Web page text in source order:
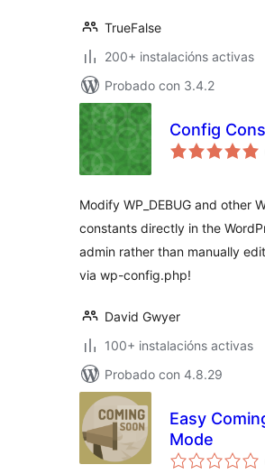
TrueFalse
200+ instalacións activas
Probado con 3.4.2
Config
Modify WP_DEBUG and other
constants directly in the
admin rather than manually
via wp-config.php!
David Gwyer
100+ instalacións activas
Probado con 4.8.29
Easy
Mode